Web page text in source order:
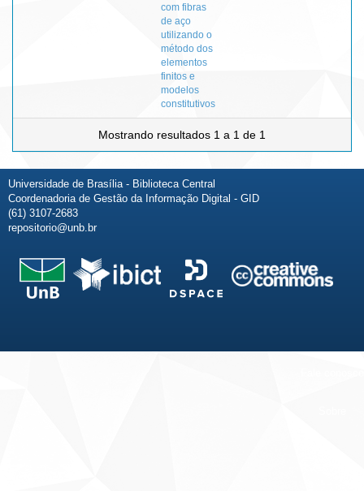
com fibras
de aço
utilizando o
método dos
elementos
finitos e
modelos
constitutivos
Mostrando resultados 1 a 1 de 1
Universidade de Brasília - Biblioteca Central
Coordenadoria de Gestão da Informação Digital - GID
(61) 3107-2683
repositorio@unb.br